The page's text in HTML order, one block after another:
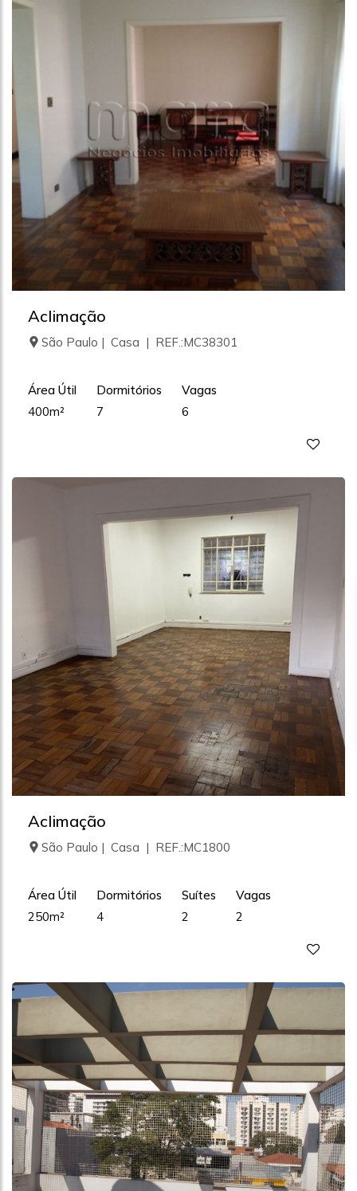
Aclimação
São Paulo | Casa | REF.:MC38301
Área Útil
400m²
Dormitórios
7
Vagas
6
Aclimação
São Paulo | Casa | REF.:MC1800
Área Útil
250m²
Dormitórios
4
Suítes
2
Vagas
2